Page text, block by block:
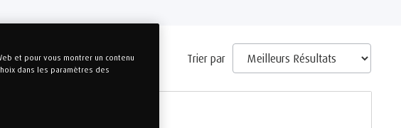
Trier par
et pour vous montrer un contenu
dans les paramètres des